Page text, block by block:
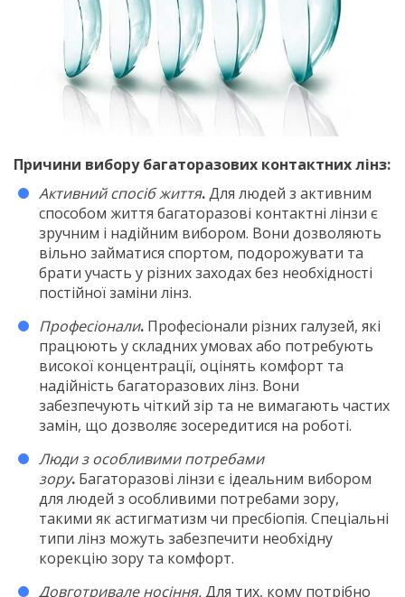
Причини вибору багаторазових контактних лінз:
Активний спосіб життя.Для людей з активним
способом життя багаторазові контактні лінзи є
зручним і надійним вибором. Вони дозволяють
вільно займатися спортом, подорожувати та
брати участь у різних заходах без необхідності
постійної заміни лінз.
Професіонали. Професіонали різних галузей, які
працюють у складних умовах або потребують
високої концентрації, оцінять комфорт та
надійність багаторазових лінз. Вони
забезпечують чіткий зір та не вимагають частих
замін, що дозволяє зосередитися на роботі.
Люди з особливими потребами
зору. Багаторазові лінзи є ідеальним вибором
для людей з особливими потребами зору,
такими як астигматизм чи пресбіопія. Спеціальні
типи лінз можуть забезпечити необхідну
корекцію зору та комфорт.
Довготривале носіння.Для тих, кому потрібно